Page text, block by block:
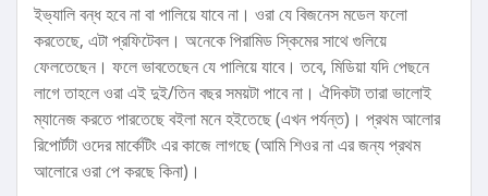
ইভ্যালি বন্ধ হবে না বা পালিয়ে যাবে না। ওরা যে বিজনেস মডেল ফলো
করতেছে, এটা প্রফিটেবল। অনেকে পিরামিড স্কিমের সাথে গুলিয়ে
ফেলতেছেন। ফলে ভাবতেছেন যে পালিয়ে যাবে। তবে, মিডিয়া যদি পেছনে
লাগে তাহলে ওরা এই দুই/তিন বছর সময়টা পাবে না। ঐদিকটা তারা ভালোই
ম্যানেজ করতে পারতেছে বইলা মনে হইতেছে (এখন পর্যন্ত)। প্রথম আলোর
রিপোর্টটা ওদের মার্কেটিং এর কাজে লাগছে (আমি শিওর না এর জন্য প্রথম
আলোরে ওরা পে করছে কিনা)।